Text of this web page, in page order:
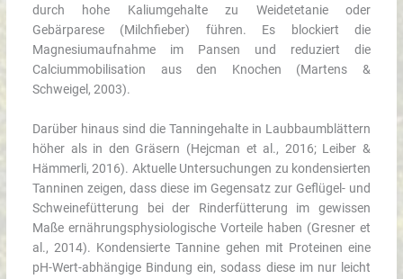
durch hohe Kaliumgehalte zu Weidetetanie oder
Gebärparese (Milchfieber) führen. Es blockiert die
Magnesiumaufnahme im Pansen und reduziert die
Calciummobilisation aus den Knochen (Martens &
Schweigel, 2003).
Darüber hinaus sind die Tanningehalte in Laubbaumblättern
höher als in den Gräsern (Hejcman et al., 2016; Leiber &
Hämmerli, 2016). Aktuelle Untersuchungen zu kondensierten
Tanninen zeigen, dass diese im Gegensatz zur Geflügel- und
Schweinefütterung bei der Rinderfütterung im gewissen
Maße ernährungsphysiologische Vorteile haben (Gresner et
al., 2014). Kondensierte Tannine gehen mit Proteinen eine
pH-Wert-abhängige Bindung ein, sodass diese im nur leicht